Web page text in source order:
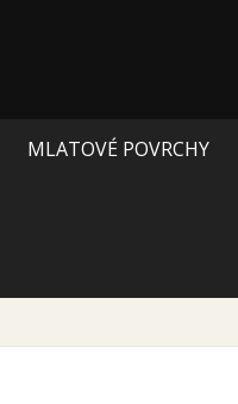
MLATOVÉ POVRCHY